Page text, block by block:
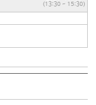
(13:30 ~ 15:30)